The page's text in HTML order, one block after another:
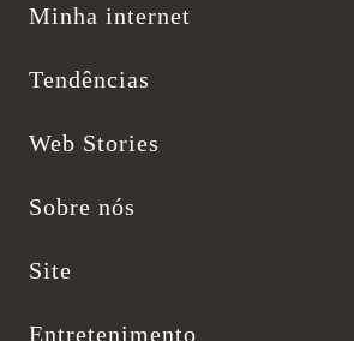
Minha internet
Tendências
Web Stories
Sobre nós
Site
Entretenimento